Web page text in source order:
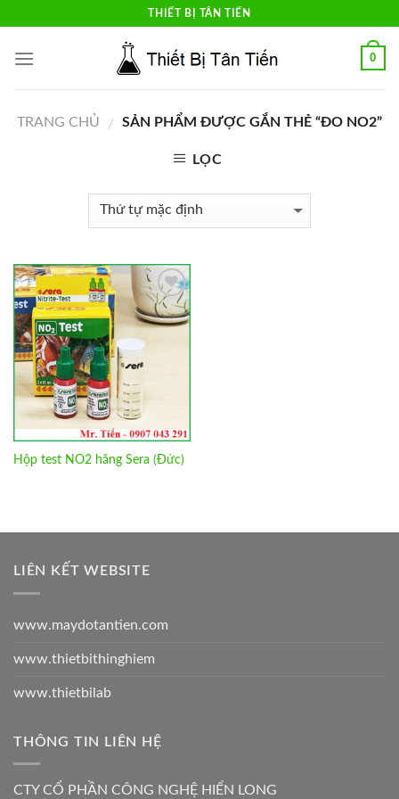
content
THIẾT BỊ TÂN TIẾN
0
TRANG CHỦ / SẢN PHẨM ĐƯỢC GẮN THẺ “ĐO NO2”
LỌC
Add to
Wishlist
Hộp test NO2 hãng Sera (Đức)
LIÊN KẾT WEBSITE
www.maydotantien.com
www.thietbithinghiem
www.thietbilab
THÔNG TIN LIÊN HỆ
CTY CỔ PHẦN CÔNG NGHỆ HIỂN LONG